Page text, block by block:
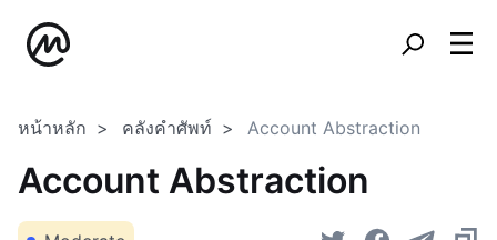
หน้าหลัก คลังคำศัพท์ Account Abstraction
Account Abstraction